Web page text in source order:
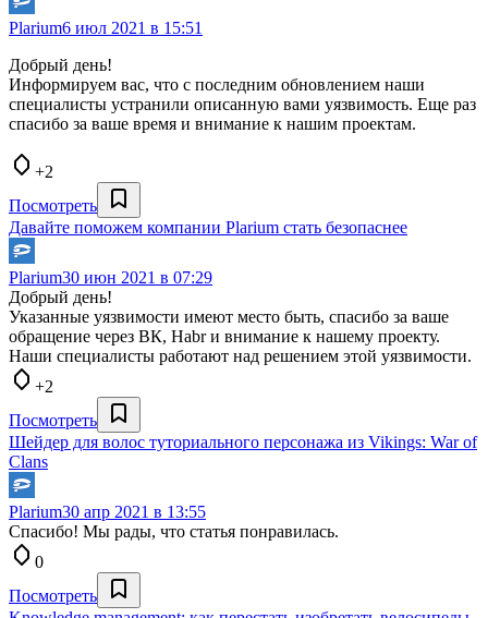
Plarium6 июл 2021 в 15:51
Добрый день!
Информируем вас, что с последним обновлением наши
специалисты устранили описанную вами уязвимость. Еще раз
спасибо за ваше время и внимание к нашим проектам.
+2
Посмотреть
Давайте поможем компании Plarium стать безопаснее
Plarium30 июн 2021 в 07:29
Добрый день!
Указанные уязвимости имеют место быть, спасибо за ваше
обращение через ВК, Habr и внимание к нашему проекту.
Наши специалисты работают над решением этой уязвимости.
+2
Посмотреть
Шейдер для волос туториального персонажа из Vikings: War of
Clans
Plarium30 апр 2021 в 13:55
Спасибо! Мы рады, что статья понравилась.
0
Посмотреть